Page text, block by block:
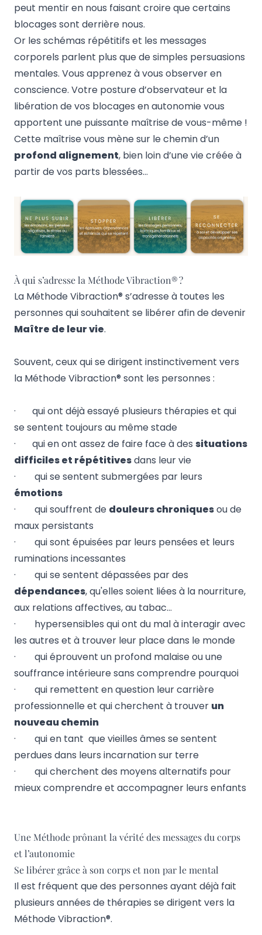
peut mentir en nous faisant croire que certains
blocages sont derrière nous.
Or les schémas répétitifs et les messages
corporels parlent plus que de simples persuasions
mentales. Vous apprenez à vous observer en
conscience. Votre posture d’observateur et la
libération de vos blocages en autonomie vous
apportent une puissante maîtrise de vous-même !
Cette maîtrise vous mène sur le chemin d’un
profond alignement, bien loin d’une vie créée à
partir de vos parts blessées…
À qui s’adresse la Méthode Vibraction® ?
La Méthode Vibraction® s’adresse à toutes les
personnes qui souhaitent se libérer afin de devenir
Maître de leur vie.
Souvent, ceux qui se dirigent instinctivement vers
la Méthode Vibraction® sont les personnes :
· qui ont déjà essayé plusieurs thérapies et qui
se sentent toujours au même stade
· qui en ont assez de faire face à des situations
difficiles et répétitivesdans leur vie
· qui se sentent submergées par leurs
émotions
· qui souffrent de douleurs chroniquesou de
maux persistants
· qui sont épuisées par leurs pensées et leurs
ruminations incessantes
· qui se sentent dépassées par des
dépendances, qu'elles soient liées à la nourriture,
aux relations affectives, au tabac…
· hypersensibles qui ont du mal à interagir avec
les autres et à trouver leur place dans le monde
· qui éprouvent un profond malaise ou une
souffrance intérieure sans comprendre pourquoi
· qui remettent en question leur carrière
professionnelle et qui cherchent à trouver un
nouveau chemin
· qui en tant quevieilles âmes se sentent
perdues dans leurs incarnation sur terre
· qui cherchent des moyens alternatifs pour
mieux comprendre et accompagner leurs enfants
Une Méthode prônant la vérité des messages du corps
et l’autonomie
Se libérer grâce à son corps et non par le mental
Il est fréquent que des personnes ayant déjà fait
plusieurs années de thérapies se dirigent vers la
Méthode Vibraction®.